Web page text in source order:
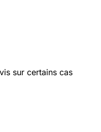
sur certains cas